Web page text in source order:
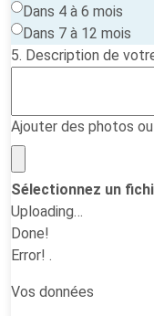
Dans 4 à 6 mois
Dans 7 à 12 mois
5. Description de
Ajouter des photos
Sélectionnez un
Uploading…
Done!
Error! .
Vos données